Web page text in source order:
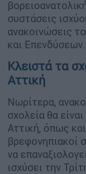
συστάσεις
ανακοινώσεις
και Επενδύσεων.
Κλειστά τα
Αττική
Νωρίτερα,
σχολεία θα
Αττική, όπως
βρεφονηπιακοί
να
ισχύσει την